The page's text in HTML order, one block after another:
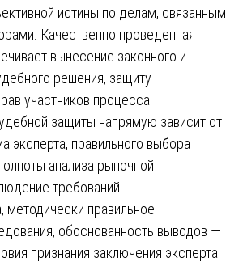
истины по делам, связанным
Качественно проведенная
вынесение законного и
решения, защиту
участников процесса.
защиты напрямую зависит от
эксперта, правильного выбора
анализа рыночной
требований
методически правильное
обоснованность выводов —
признания заключения эксперта